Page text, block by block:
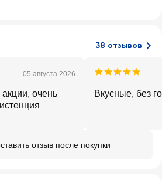
38 отзывов
05 августа 2026
очень
Вкусные, без
отзыв после покупки